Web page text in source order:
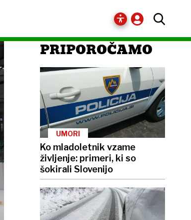
PRIPOROČAMO
UMORI
Ko mladoletnik vzame
življenje: primeri, ki so
šokirali Slovenijo